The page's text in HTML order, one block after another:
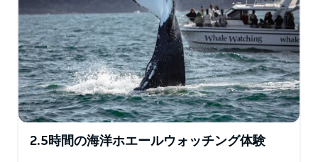
したホエール・テイルズは、最高のエコツーリズム基準
を満たすことに情熱を注ぐ家族経営の会社です。
2.5時間の海洋ホエールウォッチング体験